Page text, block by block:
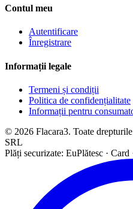
Contul meu
Autentificare
Înregistrare
Informații legale
Termeni și condiții
Politica de confidențialitate
Informații pentru
© 2026 Flacara3. Toate
SRL
Plăți securizate: EuPlătesc · Card